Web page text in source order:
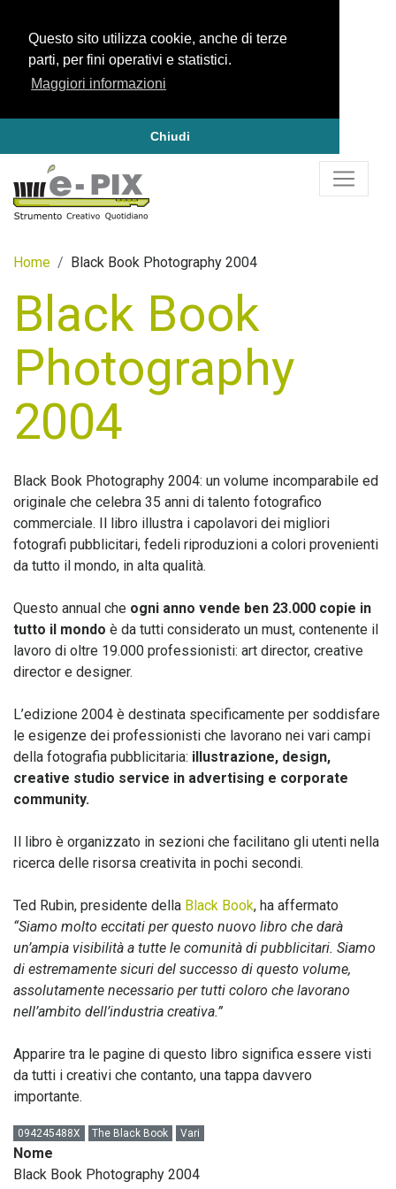
Questo sito utilizza cookie, anche di terze
parti, per fini operativi e statistici.
Maggiori informazioni
Chiudi
Home Black Book Photography 2004
Black Book
Photography
2004
Black Book Photography 2004: un volume incomparabile ed
originale che celebra 35 anni di talento fotografico
commerciale. Il libro illustra i capolavori dei migliori
fotografi pubblicitari, fedeli riproduzioni a colori provenienti
da tutto il mondo, in alta qualità.
Questo annual che ogni anno vende ben 23.000 copie in
tutto il mondo è da tutti considerato un must, contenente il
lavoro di oltre 19.000 professionisti: art director, creative
director e designer.
L’edizione 2004 è destinata specificamente per soddisfare
le esigenze dei professionisti che lavorano nei vari campi
della fotografia pubblicitaria: illustrazione, design,
creative studio service in advertising e corporate
community.
Il libro è organizzato in sezioni che facilitano gli utenti nella
ricerca delle risorsa creativita in pochi secondi.
Ted Rubin, presidente della Black Book, ha affermato
“Siamo molto eccitati per questo nuovo libro che darà
un’ampia visibilità a tutte le comunità di pubblicitari. Siamo
di estremamente sicuri del successo di questo volume,
assolutamente necessario per tutti coloro che lavorano
nell’ambito dell’industria creativa.”
Apparire tra le pagine di questo libro significa essere visti
da tutti i creativi che contanto, una tappa davvero
importante.
094245488X The Black Book Vari
Nome
Black Book Photography 2004